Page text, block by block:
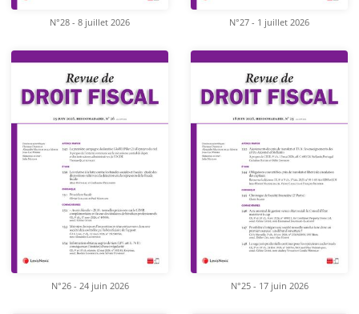
N°28 - 8 juillet 2026 N°27 - 1 juillet 2026
N°26 - 24 juin 2026 N°25 - 17 juin 2026